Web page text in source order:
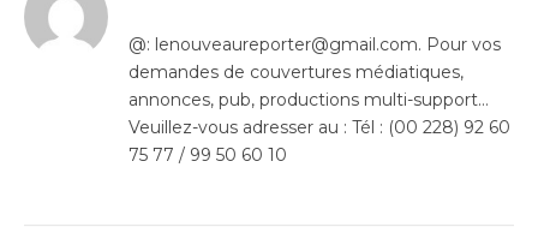
@: lenouveaureporter@gmail.com. Pour vos
demandes de couvertures médiatiques,
annonces, pub, productions multi-support…
Veuillez-vous adresser au : Tél : (00 228) 92 60
75 77 / 99 50 60 10